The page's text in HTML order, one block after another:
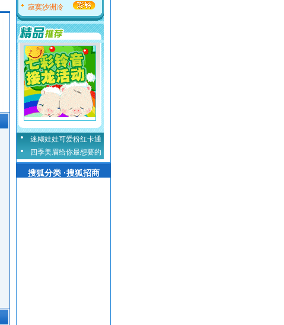
寂寞沙洲冷
迷糊娃娃可爱粉红卡通
四季美眉给你最想要的
搜狐分类 ·搜狐招商